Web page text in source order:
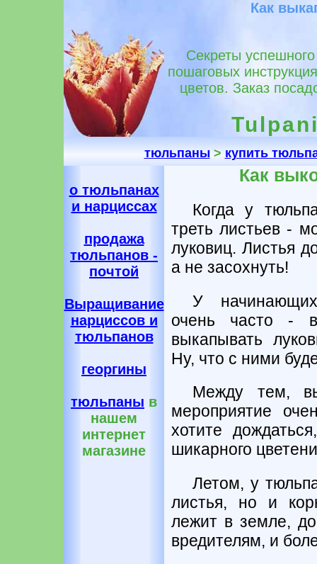
Как
Секреты
пошаговых
цветов. Заказ
тюльпаны> купить
о тюльпанах
и нарциссах
продажа
тюльпанов -
почтой
Выращивание
нарциссов и
тюльпанов
георгины
тюльпаны в
нашем
интернет
магазине
Как
Когда у
треть листьев -
луковиц. Листья
а не засохнуть!
У
очень часто -
выкапывать
Ну, что с ними
Между тем,
мероприятие
хотите
шикарного
Летом, у
листья, но и
лежит в земле,
вредителям, и